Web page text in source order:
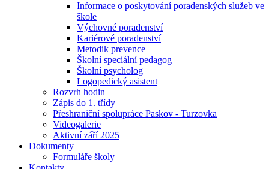
Informace o poskytování poradenských služeb ve
škole
Výchovné poradenství
Kariérové poradenství
Metodik prevence
Školní speciální pedagog
Školní psycholog
Logopedický asistent
Rozvrh hodin
Zápis do 1. třídy
Přeshraniční spolupráce Paskov - Turzovka
Videogalerie
Aktivní září 2025
Dokumenty
Formuláře školy